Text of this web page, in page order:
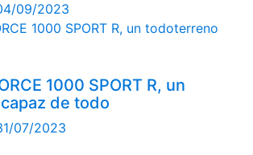
09/2023
1000 SPORT R, un
de todo
07/2023